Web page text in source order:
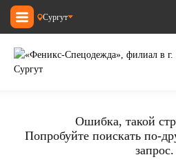
Сургут
Ошибка, такой
Попробуйте поискать по-
запрос.